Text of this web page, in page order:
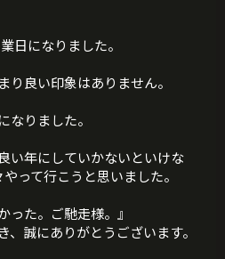
日になりました。
良い印象はありません。
なりました。
い年にしていかないといけな
って行こうと思いました。
った。ご馳走様。』
、誠にありがとうございます。